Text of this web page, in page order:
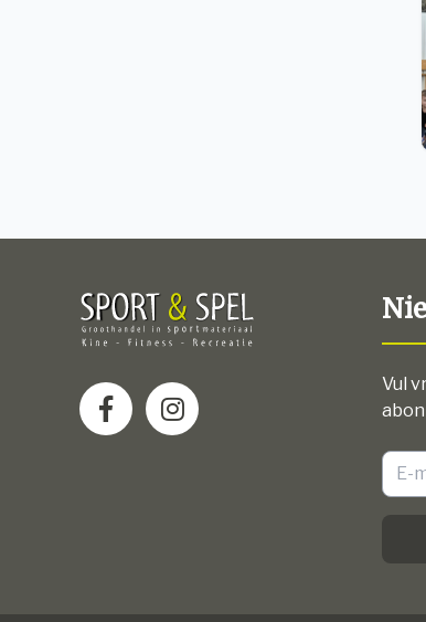
Vul